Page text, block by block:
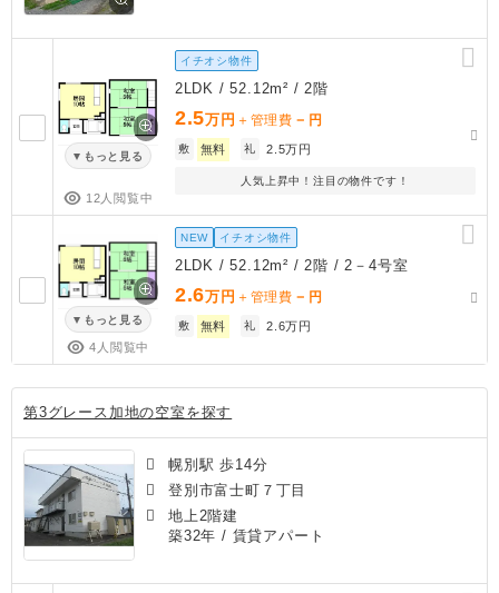
もっと見る
12人閲覧中
イチオシ物件
2LDK / 52.12m² / 2階
2.5万円 ＋管理費 － 円
敷 無料 礼 2.5万円
人気上昇中！注目の物件です！
もっと見る
4人閲覧中
NEW イチオシ物件
2LDK / 52.12m² / 2階 / 2－4号室
2.6万円 ＋管理費 － 円
敷 無料 礼 2.6万円
第3グレース加地の空室を探す
幌別駅 歩14分
登別市富士町７丁目
地上2階建
築32年 / 賃貸アパート